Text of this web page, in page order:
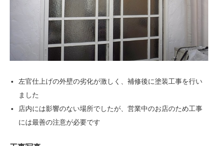
左官仕上げの外壁の劣化が激しく、補修後に塗装工事を行い
ました
店内には影響のない場所でしたが、営業中のお店のため工事
には最善の注意が必要です